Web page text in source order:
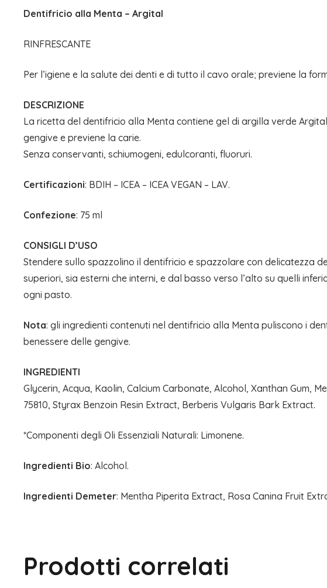
Dentifricio alla Menta – Argital
RINFRESCANTE
Per l’igiene e la salute dei denti e di tutto il cavo orale; previene la
DESCRIZIONE
La ricetta del dentifricio alla Menta contiene gel di argilla verde
gengive e previene la carie.
Senza conservanti, schiumogeni, edulcoranti, fluoruri.
Certificazioni: BDIH – ICEA – ICEA VEGAN – LAV.
Confezione: 75 ml
CONSIGLI D’USO
Stendere sullo spazzolino il dentifricio e spazzolare con delicatezza
superiori, sia esterni che interni, e dal basso verso l’alto su quelli
ogni pasto.
Nota: gli ingredienti contenuti nel dentifricio alla Menta puliscono i
benessere delle gengive.
INGREDIENTI
Glycerin, Acqua, Kaolin, Calcium Carbonate, Alcohol, Xanthan Gum,
75810, Styrax Benzoin Resin Extract, Berberis Vulgaris Bark Extract.
*Componenti degli Oli Essenziali Naturali: Limonene.
Ingredienti Bio: Alcohol.
Ingredienti Demeter: Mentha Piperita Extract, Rosa Canina Fruit
Prodotti correlati